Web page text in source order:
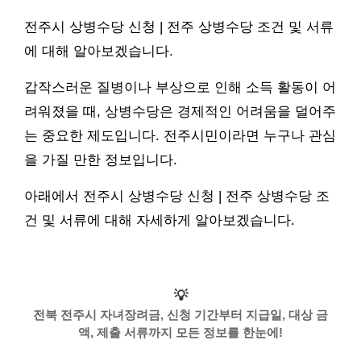
전주시 상병수당 신청 | 전주 상병수당 조건 및 서류
에 대해 알아보겠습니다.
갑작스러운 질병이나 부상으로 인해 소득 활동이 어
려워졌을 때, 상병수당은 경제적인 어려움을 덜어주
는 중요한 제도입니다. 전주시민이라면 누구나 관심
을 가질 만한 정보입니다.
아래에서 전주시 상병수당 신청 | 전주 상병수당 조
건 및 서류에 대해 자세하게 알아보겠습니다.
💡
전북 전주시 자녀장려금, 신청 기간부터 지급일, 대상 금
액, 제출 서류까지 모든 정보를 한눈에!